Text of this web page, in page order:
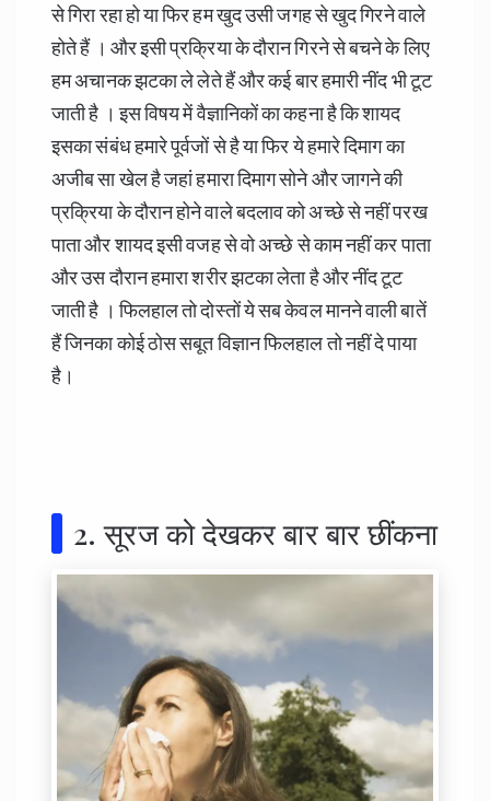
से गिरा रहा हो या फिर हम खुद उसी जगह से खुद गिरने वाले
होते हैं । और इसी प्रक्रिया के दौरान गिरने से बचने के लिए
हम अचानक झटका ले लेते हैं और कई बार हमारी नींद भी टूट
जाती है । इस विषय में वैज्ञानिकों का कहना है कि शायद
इसका संबंध हमारे पूर्वजों से है या फिर ये हमारे दिमाग का
अजीब सा खेल है जहां हमारा दिमाग सोने और जागने की
प्रक्रिया के दौरान होने वाले बदलाव को अच्छे से नहीं परख
पाता और शायद इसी वजह से वो अच्छे से काम नहीं कर पाता
और उस दौरान हमारा शरीर झटका लेता है और नींद टूट
जाती है । फिलहाल तो दोस्तों ये सब केवल मानने वाली बातें
हैं जिनका कोई ठोस सबूत विज्ञान फिलहाल तो नहीं दे पाया
है।
2. सूरज को देखकर बार बार छींकना